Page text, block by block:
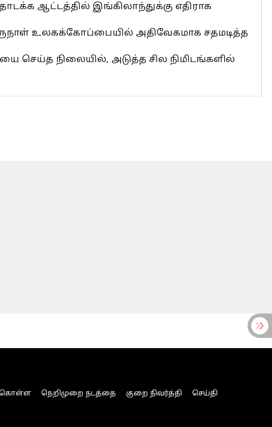
ஆட்டத்தில் இங்கிலாந்துக்கு எதிராக
உலகக்கோப்பையில் அதிவேகமாக சதமடித்த
செய்த நிலையில், அடுத்த சில நிமிடங்களில்
கொள்ள நெறிமுறை நடத்தை குறை நிவர்த்தி
செய்தி